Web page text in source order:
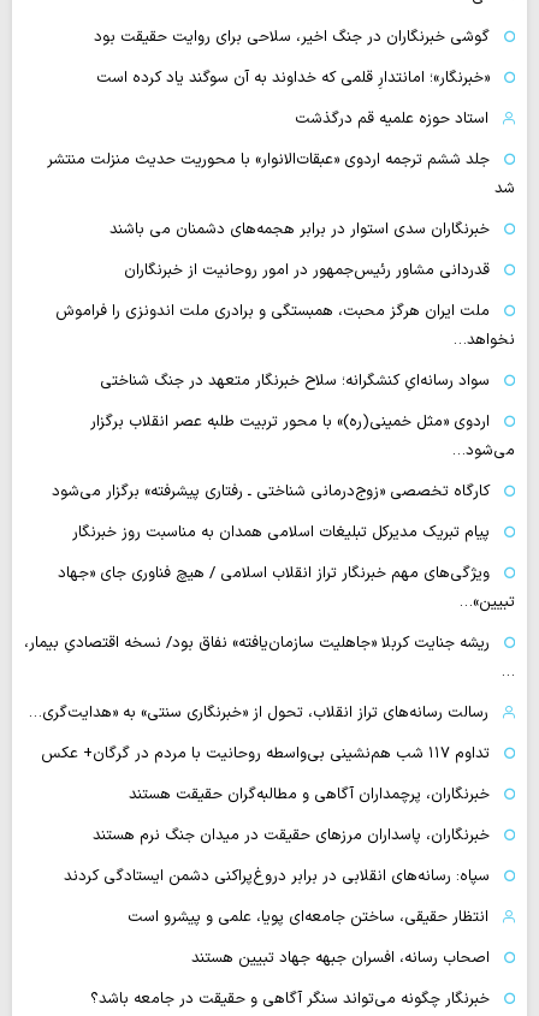
گوشی خبرنگاران در جنگ اخیر، سلاحی برای روایت حقیقت بود
«خبرنگار»؛ امانتدارِ قلمی که خداوند به آن سوگند یاد کرده است
استاد حوزه علمیه قم درگذشت
جلد ششم ترجمه اردوی «عبقات‌الانوار» با محوریت حدیث منزلت منتشر
شد
خبرنگاران سدی استوار در برابر هجمه‌های دشمنان می باشند
قدردانی مشاور رئیس‌جمهور در امور روحانیت از خبرنگاران
ملت ایران هرگز محبت، همبستگی و برادری ملت اندونزی را فراموش
نخواهد…
سواد رسانه‌ایِ کنشگرانه؛ سلاح خبرنگار متعهد در جنگ شناختی
اردوی «مثل خمینی(ره)» با محور تربیت طلبه عصر انقلاب برگزار
می‌شود…
کارگاه تخصصی «زوج‌درمانی شناختی ـ رفتاری پیشرفته» برگزار می‌شود
پیام تبریک مدیرکل تبلیغات اسلامی همدان به مناسبت روز خبرنگار
ویژگی‌های مهم خبرنگار تراز انقلاب اسلامی / هیچ فناوری‌ جای «جهاد
تبیین»…
ریشه جنایت کربلا «جاهلیت سازمان‌یافته» نفاق بود/ نسخه اقتصادیِ بیمار،
…
رسالت رسانه‌های تراز انقلاب، تحول از «خبرنگاری سنتی» به «هدایت‌گری…
تداوم ۱۱۷ شب هم‌نشینی بی‌واسطه روحانیت با مردم در گرگان+ عکس
خبرنگاران، پرچمداران آگاهی و مطالبه‌گران حقیقت هستند
خبرنگاران، پاسداران مرزهای حقیقت در میدان جنگ نرم هستند
سپاه: رسانه‌های انقلابی در برابر دروغ‌پراکنی دشمن ایستادگی کردند
انتظار حقیقی، ساختن جامعه‌ای پویا، علمی و پیشرو است
اصحاب رسانه، افسران جبهه جهاد تبیین هستند
خبرنگار چگونه می‌تواند سنگر آگاهی و حقیقت در جامعه باشد؟